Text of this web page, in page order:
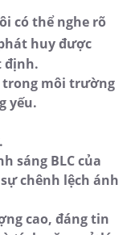
có thể nghe rõ
huy được
định.
trong môi trường
yếu.
sáng BLC của
chênh lệch ánh
cao, đáng tin